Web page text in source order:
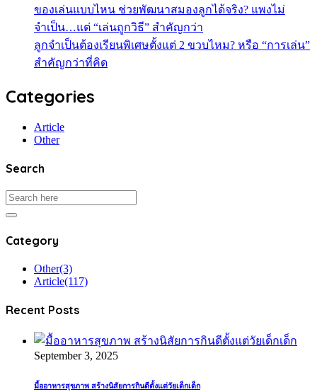
ของเล่นแบบไหน ช่วยพัฒนาสมองลูกได้จริง? แพงไม่
จำเป็น…แต่ “เล่นถูกวิธี” สำคัญกว่า
ลูกจำเป็นต้องเรียนพิเศษตั้งแต่ 2 ขวบไหม? หรือ “การเล่น”
สำคัญกว่าที่คิด
Categories
Article
Other
Search
Category
Other(3)
Article(117)
Recent Posts
September 3, 2025
มื้ออาหารสุขภาพ สร้างนิสัยการกินดีตั้งแต่วัยเด็กเด็ก